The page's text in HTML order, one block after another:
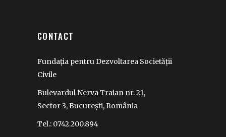
CONTACT
Fundația pentru Dezvoltarea Societății
Civile
Bulevardul Nerva Traian nr. 21,
Sector 3, București, România
Tel.: 0742.200.894